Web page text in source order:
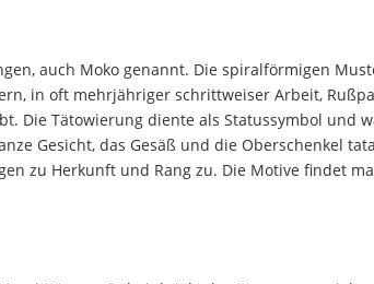
auch Moko genannt. Die spiralförmigen
in oft mehrjähriger schrittweiser Arbeit,
Die Tätowierung diente als Statussymbol und
Gesicht, das Gesäß und die Oberschenkel
zu Herkunft und Rang zu. Die Motive findet